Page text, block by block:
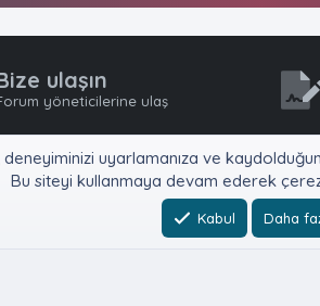
ulaşın
yöneticilerine ulaş
uyarlamanıza ve
Bu siteyi kullanmaya devam ederek
Kabul Daha